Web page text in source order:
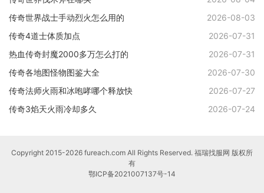
传奇世界战士手动烈火怎么用的
2026-08-03
传奇4道士体质加点
2026-07-31
热血传奇封魔2000多万怎么打的
2026-07-31
传奇各地图怪物图鉴大全
2026-07-30
传奇法师火雨和冰咆哮哪个释放快
2026-07-27
传奇3焰天火雨冷却多久
2026-07-24
Copyright 2015-2026 fureach.com All Rights Reserved. 福瑞找服网 版权所
有
鄂ICP备2021007137号-14